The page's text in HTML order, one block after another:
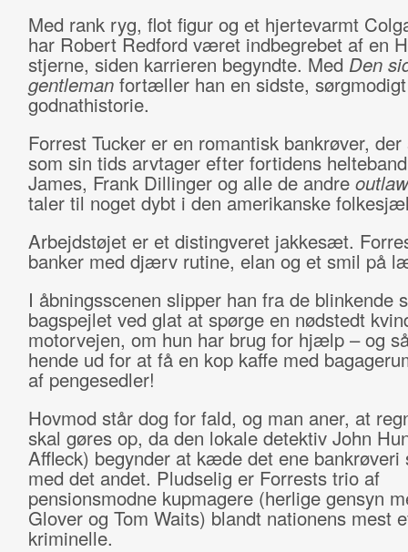
Med rank ryg, flot figur og et hjertevarmt
har Robert Redford været indbegrebet af en
stjerne, siden karrieren begyndte. Med Den
gentleman fortæller han en sidste,
godnathistorie.
Forrest Tucker er en romantisk bankrøver,
som sin tids arvtager efter fortidens
James, Frank Dillinger og alle de andre
taler til noget dybt i den amerikanske
Arbejdstøjet er et distingveret jakkesæt.
banker med djærv rutine, elan og et smil på
I åbningsscenen slipper han fra de blinkende
bagspejlet ved glat at spørge en nødstedt
motorvejen, om hun har brug for hjælp – og
hende ud for at få en kop kaffe med
af pengesedler!
Hovmod står dog for fald, og man aner, at
skal gøres op, da den lokale detektiv John
Affleck) begynder at kæde det ene bankrøveri
med det andet. Pludselig er Forrests trio af
pensionsmodne kupmagere (herlige gensyn
Glover og Tom Waits) blandt nationens mest
kriminelle.